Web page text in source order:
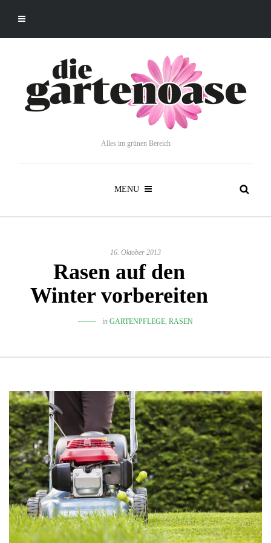
Alles im grünen Bereich
MENU
16. Oktober 2013
Rasen auf den
Winter vorbereiten
in GARTENPFLEGE, RASEN